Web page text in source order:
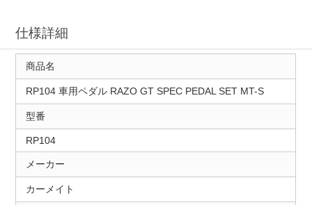
仕様詳細
商品名
RP104 車用ペダル RAZO GT SPEC PEDAL SET MT-S
型番
RP104
メーカー
カーメイト